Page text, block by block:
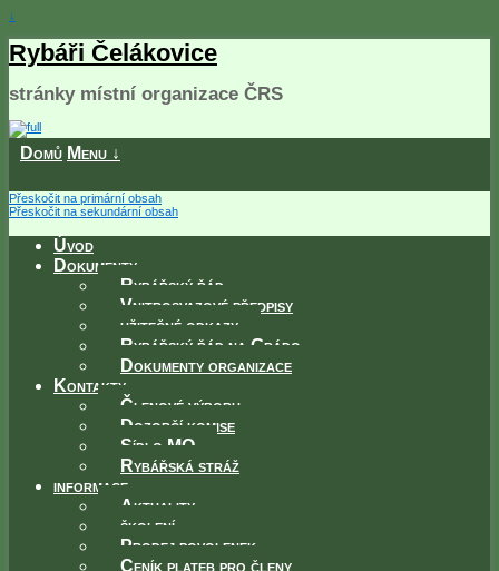
↓
Rybáři Čelákovice
stránky místní organizace ČRS
Domů Menu ↓
Přeskočit na primární obsah
Přeskočit na sekundární obsah
Úvod
Dokumenty
Rybářský řád
Vnitrosvazové předpisy
užitečné odkazy
Rybářský řád na Grádo
Dokumenty organizace
Kontakty
Členové výboru
Dozorčí komise
Sídlo MO
Rybářská stráž
informace
Aktuality
školení
Prodej povolenek
Ceník plateb pro členy